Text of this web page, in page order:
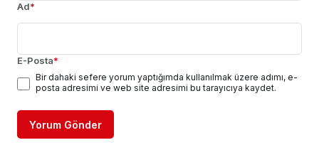
Ad*
E-Posta*
Bir dahaki sefere yorum yaptığımda kullanılmak üzere adımı, e-
posta adresimi ve web site adresimi bu tarayıcıya kaydet.
Yorum Gönder